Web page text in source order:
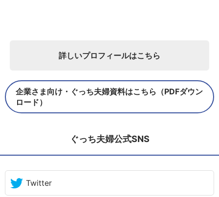
詳しいプロフィールはこちら
企業さま向け・ぐっち夫婦資料はこちら（PDFダウン
ロード）
ぐっち夫婦公式SNS
Twitter